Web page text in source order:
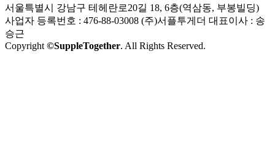
서울특별시 강남구 테헤란로20길 18, 6층(역삼동, 부봉빌딩)
사업자 등록번호 : 476-88-03008 (주)서플투게더 대표이사 : 송
승근
Copyright ©SuppleTogether. All Rights Reserved.